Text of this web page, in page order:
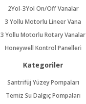
2Yol-3Yol On/Off Vanalar
3 Yollu Motorlu Lineer Vana
3 Yollu Motorlu Rotary Vanalar
Honeywell Kontrol Panelleri
Kategoriler
Santrifüj Yüzey Pompaları
Temiz Su Dalgıç Pompaları